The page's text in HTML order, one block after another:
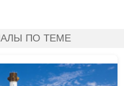
ПО ТЕМЕ